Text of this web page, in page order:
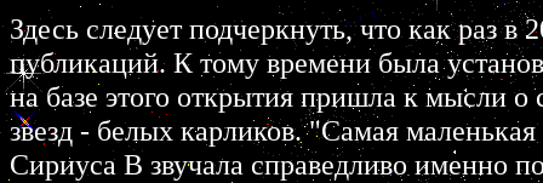
Здесь следует подчеркнуть, что как раз
публикаций. К тому времени была
на базе этого открытия пришла к мысли о
звезд - белых карликов. "Самая
Сириуса В звучала справедливо именно